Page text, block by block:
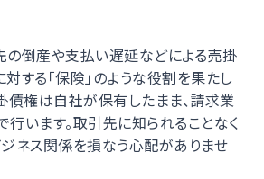
の倒産や支払い遅延などによる売掛
する「保険」のような役割を果たし
債権は自社が保有したまま、請求業
います。取引先に知られることなく
ネス関係を損なう心配がありませ